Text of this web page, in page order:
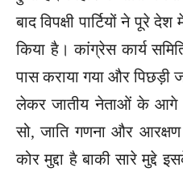
बाद विपक्षी पार्टियों ने पूरे
किया है। कांग्रेस कार्य
पास कराया गया और पिछड़ी
लेकर जातीय नेताओं के आगे
सो, जाति गणना और
कोर मुद्दा है बाकी सारे मुद्दे